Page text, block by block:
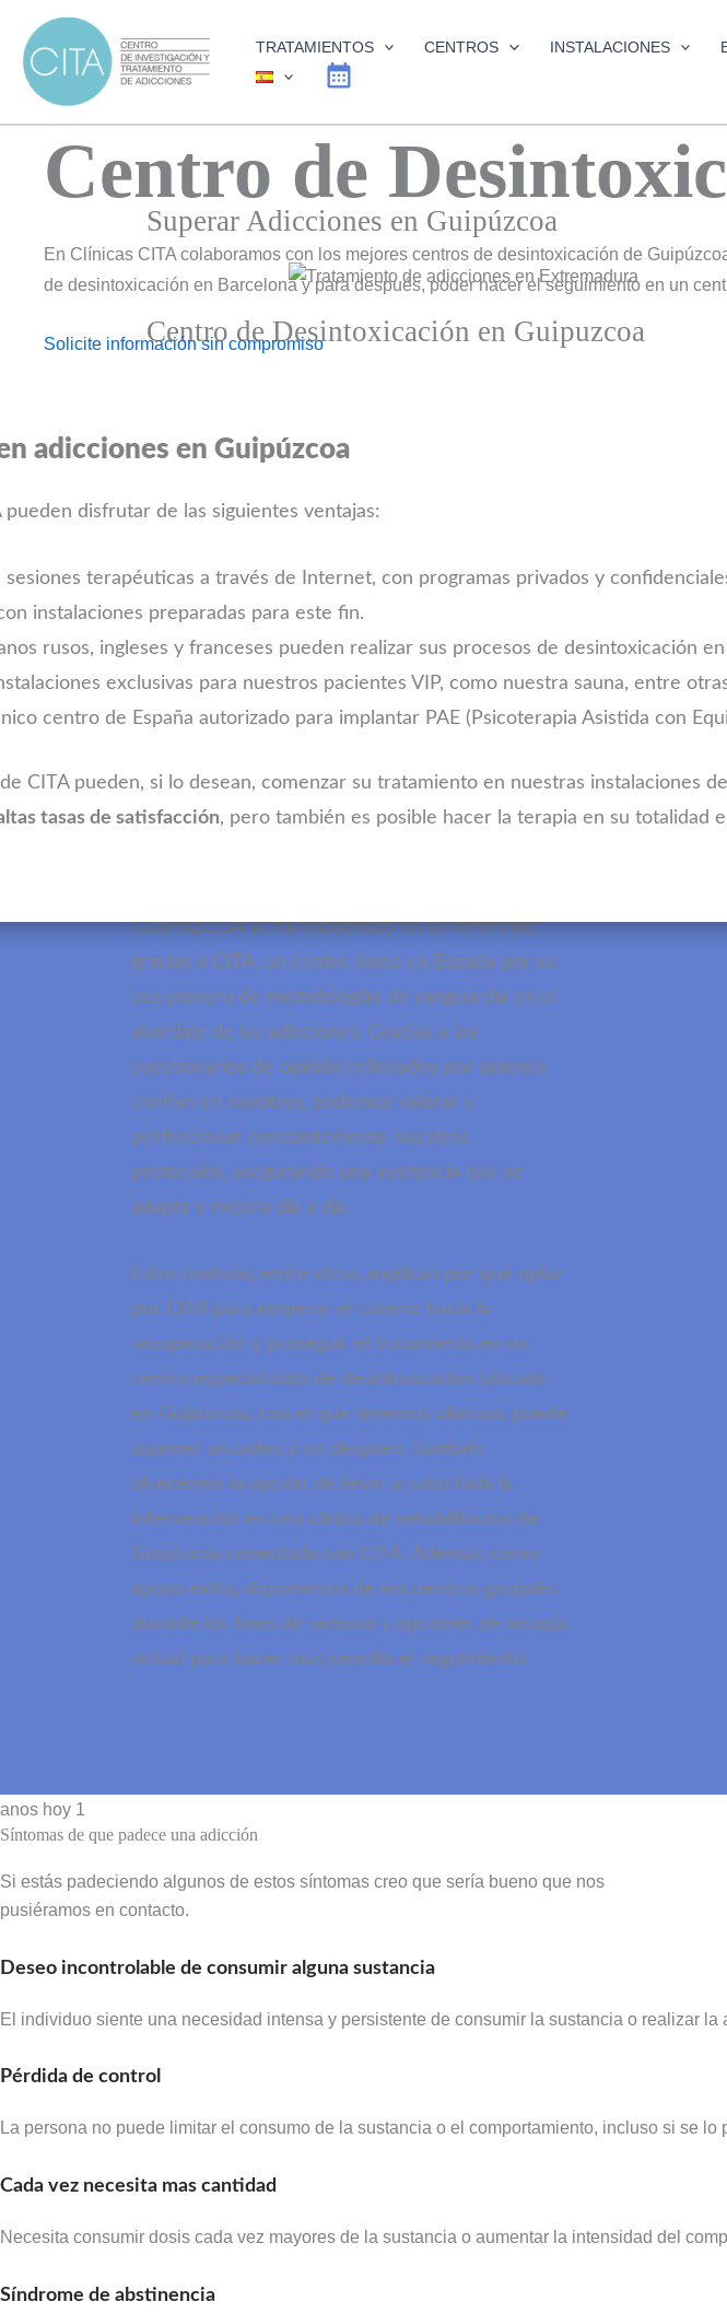
contenido
TRATAMIENTOS CENTROS INSTALACIONES
Centro de
En Clínicas CITA colaboramos con los mejores centros de desintoxicación de
de desintoxicación en Barcelona y para después, poder hacer el seguimiento en un
Solicite información sin compromiso
adicciones en Guipúzcoa
pueden disfrutar de las siguientes ventajas:
sesiones terapéuticas a través de Internet, con programas privados y
instalaciones preparadas para este fin.
rusos, ingleses y franceses pueden realizar sus procesos de desintoxicación en
exclusivas para nuestros pacientes VIP, como nuestra sauna, entre
centro de España autorizado para implantar PAE (Psicoterapia Asistida con
CITA pueden, si lo desean, comenzar su tratamiento en nuestras instalaciones
tasas de satisfacción, pero también es posible hacer la terapia en su totalidad
Superar Adicciones en Guipúzcoa
Centro de Desintoxicación en Guipuzcoa
puede ser enormemente enriquecedor.
Nuestro Centro de
desintoxicación
GUIPUZCOA se ha convertido en un referente
gracias a CITA, un centro único en España por su
uso pionero de metodologías de vanguardia en el
abordaje de las adicciones. Gracias a los
cuestionarios de opinión rellenados por quienes
confían en nosotros, podemos valorar y
perfeccionar constantemente nuestros
protocolos, asegurando una asistencia que se
adapta y mejora día a día.
Estos motivos, entre otros, explican por qué optar
por CITA para empezar el camino hacia la
recuperación y proseguir el tratamiento en un
centro especializado de desintoxicación ubicado
en Guipúzcoa, con el que tenemos alianzas, puede
suponer un antes y un después. También
ofrecemos la opción de llevar a cabo toda la
intervención en una clínica de rehabilitación de
Guipúzcoa conectada con CITA. Además, como
apoyo extra, disponemos de encuentros grupales
durante los fines de semana y opciones de terapia
virtual para hacer más sencillo el seguimiento.
Síntomas de que padece una adicción
Si estás padeciendo algunos de estos síntomas creo que sería bueno que nos
pusiéramos en contacto.
Deseo incontrolable de consumir alguna sustancia
El individuo siente una necesidad intensa y persistente de consumir la sustancia o realizar
Pérdida de control
La persona no puede limitar el consumo de la sustancia o el comportamiento, incluso si se lo
Cada vez necesita mas cantidad
Necesita consumir dosis cada vez mayores de la sustancia o aumentar la intensidad del
Síndrome de abstinencia